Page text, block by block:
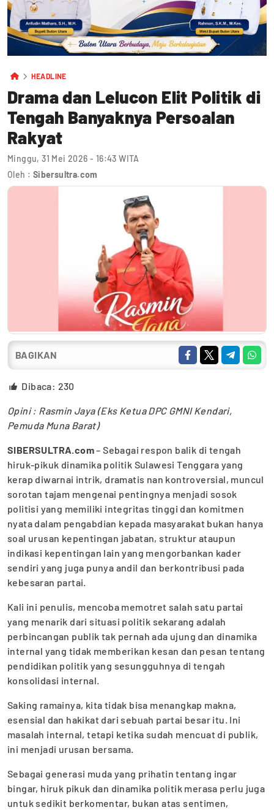
HEADLINE
Drama dan Lelucon Elit Politik di
Tengah Banyaknya Persoalan
Rakyat
Minggu, 31 Mei 2026 - 16:43 WITA
Oleh : Sibersultra.com
BAGIKAN
Dibaca: 230
Opini : Rasmin Jaya (Eks Ketua DPC GMNI Kendari,
Pemuda Muna Barat)
SIBERSULTRA.com– Sebagai respon balik ‎di tengah
hiruk-pikuk dinamika politik Sulawesi Tenggara yang
kerap diwarnai intrik, dramatis nan kontroversial, muncul
sorotan tajam mengenai pentingnya menjadi sosok
politisi yang memiliki integritas tinggi dan komitmen
nyata dalam pengabdian kepada masyarakat bukan hanya
soal urusan kepentingan jabatan, struktur ataupun
indikasi kepentingan lain yang mengorbankan kader
sendiri yang juga punya andil dan berkontribusi pada
kebesaran partai.
‎Kali ini penulis, mencoba memotret salah satu partai
yang menarik dari situasi politik sekarang adalah
perbincangan publik tak pernah ada ujung dan dinamika
internal yang tidak memberikan kesan dan pesan tentang
pendidikan politik yang sesungguhnya di tengah
konsolidasi internal.
Saking ramainya, kita tidak bisa menangkap makna,
esensial dan hakikat dari sebuah partai besar itu. Ini
masalah internal, tetapi ketika sudah mencuat di publik,
ini menjadi urusan bersama.
Sebagai generasi muda yang prihatin tentang ingar
bingar, hiruk pikuk dan dinamika politik merasa perlu juga
untuk sedikit berkomentar, bukan atas sentimen,